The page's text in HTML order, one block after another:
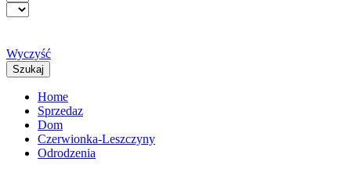
Wyczyść
Szukaj
Home
Sprzedaz
Dom
Czerwionka-Leszczyny
Odrodzenia